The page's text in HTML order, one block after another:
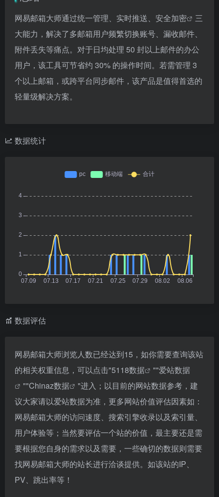
网易邮箱大师通过统一管理、实时推送、 安全加密
三
大能力，解决了多邮箱用户频繁切换账号、漏收邮件、
附件丢失等痛点。对于日均处理 50 封以上邮件的办公
用户，该工具可节省约 30% 的操作时间。若需管理 3
个以上邮箱，或跨平台同步邮件，该产品是值得首选的
轻量级解决方案。
数据统计
数据评估
网易邮箱大师浏览人数已经达到15，如你需要查询该站
的相关权重信息，可以点击"5118数据 ""爱站数据
""Chinaz数据
"进入；以目前的网站数据参考，建
议大家请以爱站数据为准，更多网站价值评估因素如：
网易邮箱大师的访问速度、搜索引擎收录以及索引量、
用户体验等；当然要评估一个站的价值，最主要还是需
要根据您自身的需求以及需要，一些确切的数据则需要
找网易邮箱大师的站长进行洽谈提供。如该站的IP、
PV、跳出率等！